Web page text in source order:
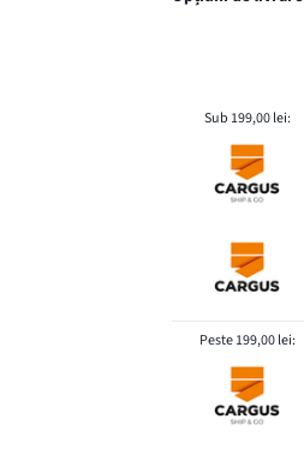
Sub 199,00 lei:
Peste 199,00 lei: